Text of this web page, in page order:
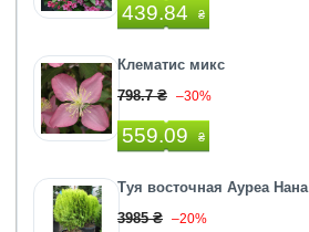
439.84 ₴
Клематис микс
798.7 ₴ –30%
559.09 ₴
Туя восточная Ауреа Нана
3985 ₴ –20%